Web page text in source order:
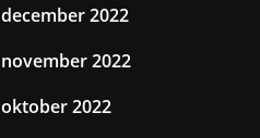
december 2022
november 2022
oktober 2022